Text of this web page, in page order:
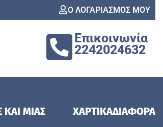
Ο ΛΟΓΑΡΙΑΣΜΟΣ ΜΟΥ
Επικοινωνία
2242024632
ΚΑΙ ΜΙΑΣ
ΧΑΡΤΙΚΑΔΙΑΦΟΡΑ